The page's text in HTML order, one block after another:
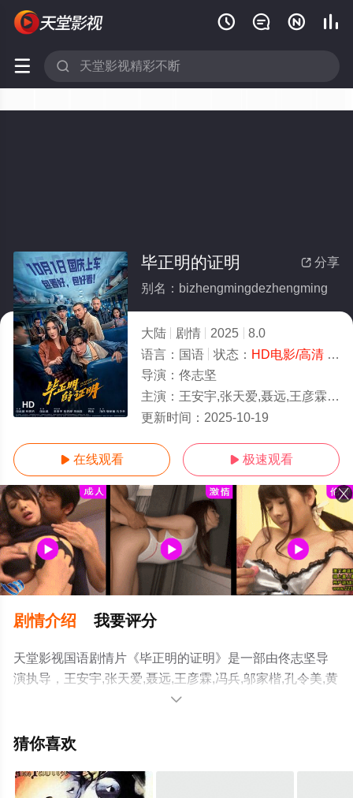
   
 
HD
 分享
毕正明的证明
别名：bizhengmingdezhengming
大陆 剧情 2025
8.0
语言： 国语 状态： HD电影/高清- 免费在线观看
导演： 佟志坚
主演： 王安宇,张天爱,聂远,王彦霖,冯兵,邬家楷,孔令美,黄小蕾,冯雷,石云鹏,于白水,生港帅,楚布花羯,李晓川
更新时间： 2025-10-19
 在线观看  极速观看
剧情介绍 我要评分
天堂影视国语剧情片《毕正明的证明》是一部由佟志坚导
演执导，王安宇,张天爱,聂远,王彦霖,冯兵,邬家楷,孔令美,黄
小蕾,冯雷,石云鹏,于白水,生港帅,楚布花羯,李晓川等演员精
大全就上天堂电影网，更多相关剧情可移步至豆瓣电影、

猜你喜欢